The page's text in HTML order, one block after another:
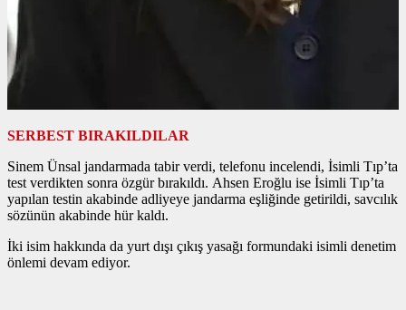
SERBEST BIRAKILDILAR
Sinem Ünsal jandarmada tabir verdi, telefonu incelendi, İsimli Tıp’ta
test verdikten sonra özgür bırakıldı. Ahsen Eroğlu ise İsimli Tıp’ta
yapılan testin akabinde adliyeye jandarma eşliğinde getirildi, savcılık
sözünün akabinde hür kaldı.
İki isim hakkında da yurt dışı çıkış yasağı formundaki isimli denetim
önlemi devam ediyor.